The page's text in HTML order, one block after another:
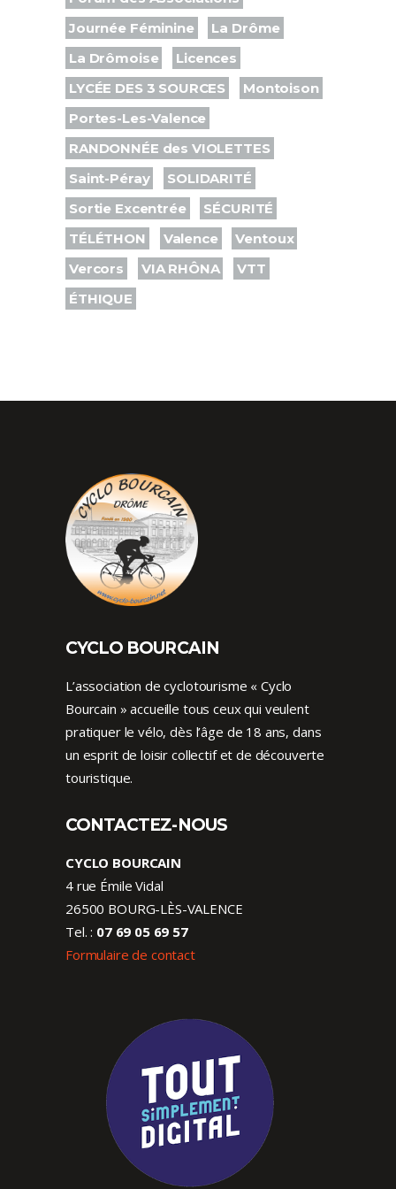
Journée Féminine
La Drôme
La Drômoise
Licences
LYCÉE DES 3 SOURCES
Montoison
Portes-Les-Valence
RANDONNÉE des VIOLETTES
Saint-Péray
SOLIDARITÉ
Sortie Excentrée
SÉCURITÉ
TÉLÉTHON
Valence
Ventoux
Vercors
VIA RHÔNA
VTT
ÉTHIQUE
CYCLO BOURCAIN
L’association de cyclotourisme « Cyclo
Bourcain » accueille tous ceux qui veulent
pratiquer le vélo, dès l’âge de 18 ans, dans
un esprit de loisir collectif et de découverte
touristique.
CONTACTEZ-NOUS
CYCLO BOURCAIN
4 rue Émile Vidal
26500 BOURG-LÈS-VALENCE
Tel. : 07 69 05 69 57
Formulaire de contact